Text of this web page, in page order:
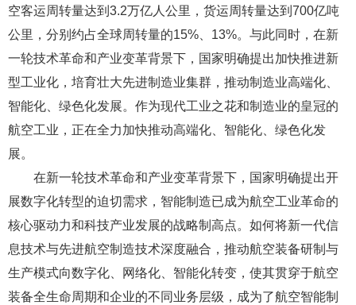
空客运周转量达到3.2万亿人公里，货运周转量达到700亿吨
公里，分别约占全球周转量的15%、13%。与此同时，在新
一轮技术革命和产业变革背景下，国家明确提出加快推进新
型工业化，培育壮大先进制造业集群，推动制造业高端化、
智能化、绿色化发展。作为现代工业之花和制造业的皇冠的
航空工业，正在全力加快推动高端化、智能化、绿色化发
展。
在新一轮技术革命和产业变革背景下，国家明确提出开
展数字化转型的迫切需求，智能制造已成为航空工业革命的
核心驱动力和科技产业发展的战略制高点。如何将新一代信
息技术与先进航空制造技术深度融合，推动航空装备研制与
生产模式向数字化、网络化、智能化转变，使其贯穿于航空
装备全生命周期和企业的不同业务层级，成为了航空智能制